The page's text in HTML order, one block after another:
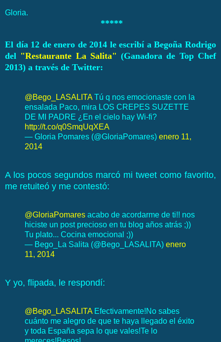
Gloria.
*****
El día 12 de enero de 2014 le escribí a Begoña Rodrigo
del "Restaurante La Salita" (Ganadora de Top Chef
2013) a través de Twitter:
@Bego_LASALITA Tú q nos emocionaste con la
ensalada Paco, mira LOS CREPES SUZETTE
DE MI PADRE ¿En el cielo hay Wi-fi?
http://t.co/q0SmqUqXEA
— Gloria Pomares (@GloriaPomares) enero 11,
2014
A los pocos segundos marcó mi tweet como favorito,
me retuiteó y me contestó:
@GloriaPomares acabo de acordarme de ti!! nos
hiciste un post precioso en tu blog años atrás ;))
Tu plato... Cocina emocional ;))
— Bego_La Salita (@Bego_LASALITA) enero
11, 2014
Y yo, flipada, le respondí:
@Bego_LASALITA Efectivamente!No sabes
cuánto me alegro de que te haya llegado el éxito
y toda España sepa lo que vales!Te lo